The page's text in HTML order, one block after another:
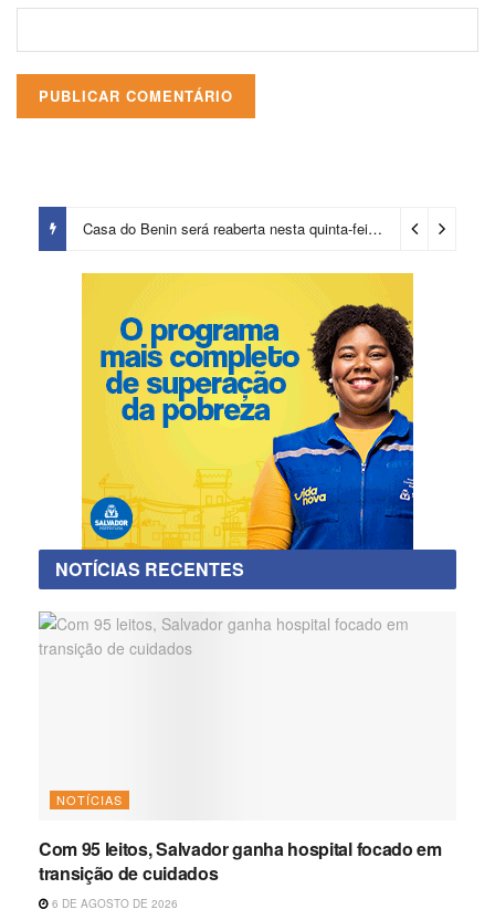
Casa do Benin será reaberta nesta quinta-feira (6) 3 dias ago
NOTÍCIAS RECENTES
NOTÍCIAS
Com 95 leitos, Salvador ganha hospital focado em
transição de cuidados
6 DE AGOSTO DE 2026